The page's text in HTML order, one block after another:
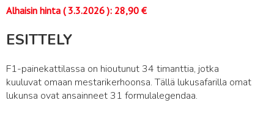
Alhaisin hinta (3.3.2026): 28,90 €
ESITTELY
F1-painekattilassa on hioutunut 34 timanttia, jotka
kuuluvat omaan mestarikerhoonsa. Tällä lukusafarilla omat
lukunsa ovat ansainneet 31 formulalegendaa.